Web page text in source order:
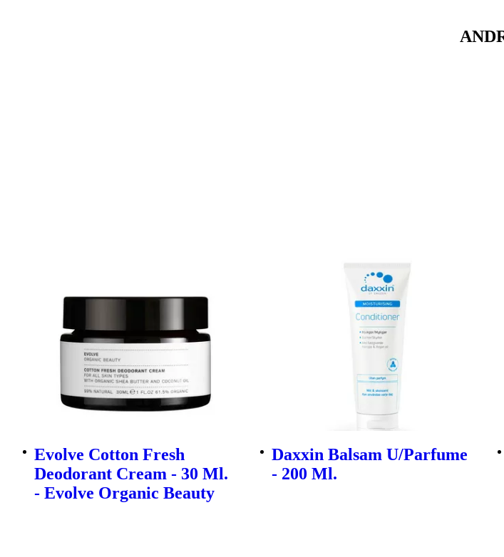
Evolve Cotton Fresh
Deodorant Cream - 30 Ml.
- Evolve Organic Beauty
Daxxin Balsam U/Parfume
- 200 Ml.